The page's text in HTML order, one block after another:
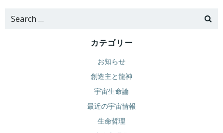
Search
カテゴリー
お知らせ
創造主と龍神
宇宙生命論
最近の宇宙情報
生命哲理